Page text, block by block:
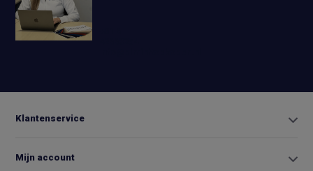
Klantenservice
Mijn account